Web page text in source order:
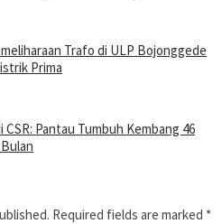
Trafo di ULP Bojonggede
Prima
Pantau Tumbuh Kembang 46
Required fields are marked *